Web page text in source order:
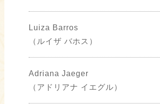
Luiza Barros
（ルイザ バホス）
Adriana Jaeger
（アドリアナ イエグル）